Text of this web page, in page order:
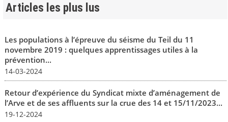
Articles les plus lus
Les populations à l’épreuve du séisme du Teil du 11
novembre 2019 : quelques apprentissages utiles à la
prévention...
14-03-2024
Retour d’expérience du Syndicat mixte d’aménagement de
l’Arve et de ses affluents sur la crue des 14 et 15/11/2023...
19-12-2024